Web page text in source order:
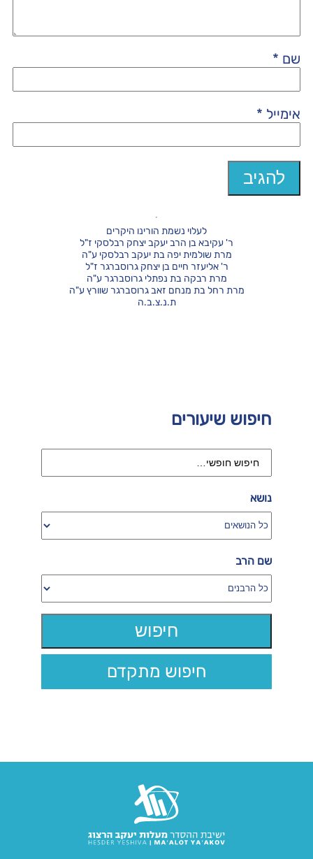
שם *
אימייל *
חיפוש שיעורים
נושא
שם הרב
חיפוש מתקדם
לעלוי נשמת הורינו היקרים
ר' עקיבא בן הרב יעקב יצחק רבלסקי ז"ל
מרת שולמית יפה בת יעקב רבלסקי ע"ה
ר' אליעזר חיים בן יצחק גרוסברגר ז"ל
מרת רבקה בת נפתלי גרוסברגר ע"ה
מרת רחל בת מנחם זאב גרוסברגר שוורץ ע"ה
ת.נ.צ.ב.ה